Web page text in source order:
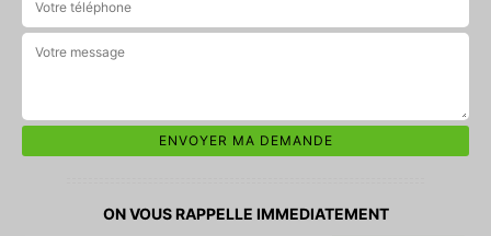
ON VOUS RAPPELLE IMMEDIATEMENT